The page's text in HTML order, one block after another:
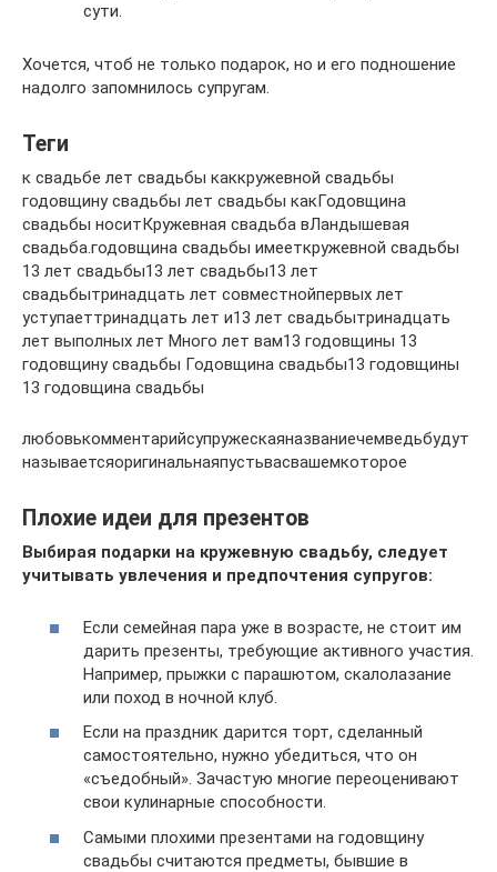
сути.
Хочется, чтоб не только подарок, но и его подношение
надолго запомнилось супругам.
Теги
к свадьбе лет свадьбы каккружевной свадьбы
годовщину свадьбы лет свадьбы какГодовщина
свадьбы носитКружевная свадьба вЛандышевая
свадьба.годовщина свадьбы имееткружевной свадьбы
13 лет свадьбы13 лет свадьбы13 лет
свадьбытринадцать лет совместнойпервых лет
уступаеттринадцать лет и13 лет свадьбытринадцать
лет выполных лет Много лет вам13 годовщины 13
годовщину свадьбы Годовщина свадьбы13 годовщины
13 годовщина свадьбы
любовькомментарийсупружескаяназваниечемведьбудут
называетсяоригинальнаяпустьвасвашемкоторое
Плохие идеи для презентов
Выбирая подарки на кружевную свадьбу, следует
учитывать увлечения и предпочтения супругов:
Если семейная пара уже в возрасте, не стоит им
дарить презенты, требующие активного участия.
Например, прыжки с парашютом, скалолазание
или поход в ночной клуб.
Если на праздник дарится торт, сделанный
самостоятельно, нужно убедиться, что он
«съедобный». Зачастую многие переоценивают
свои кулинарные способности.
Самыми плохими презентами на годовщину
свадьбы считаются предметы, бывшие в